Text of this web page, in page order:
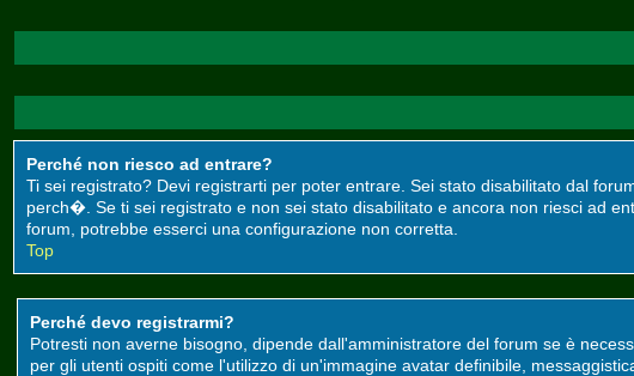
Perché non riesco ad entrare?
Ti sei registrato? Devi registrarti per poter entrare. Sei stato disabilitato dal
perch�. Se ti sei registrato e non sei stato disabilitato e ancora non riesci ad
forum, potrebbe esserci una configurazione non corretta.
Top
Perché devo registrarmi?
Potresti non averne bisogno, dipende dall'amministratore del forum se è
per gli utenti ospiti come l'utilizzo di un'immagine avatar definibile,